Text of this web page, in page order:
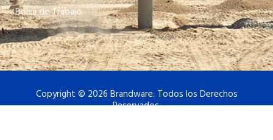
Bolsa de Trabajo
Copyright © 2026 Brandware. Todos los Derechos
Reservados.